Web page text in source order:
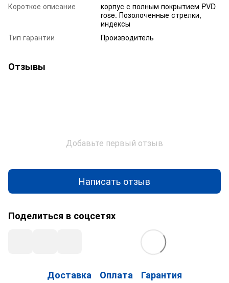
Короткое описание
корпус с полным покрытием PVD
rose. Позолоченные стрелки,
индексы
Тип гарантии
Производитель
Отзывы
Добавьте первый отзыв
Написать отзыв
Поделиться в соцсетях
Доставка Оплата Гарантия